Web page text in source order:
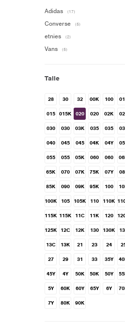
Adidas (17)
Converse (5)
etnies (2)
Vans (5)
Talle
28 30 32 00K 100
015 015K 020 020 02K
030 030 03K 035 035
040 045 045 04K 04Y
055 055 05K 060 060
65K 070 07K 75K 07Y
85K 090 09K 95K 100
100K 105 105K 110 110K
115K 115K 11C 11K 120
125K 12C 12K 130 130K
13C 13K 21 23 24
27 29 31 33 35Y
45Y 4Y 50K 50K 50Y
5Y 60K 60Y 65Y 6Y
7Y 80K 90K